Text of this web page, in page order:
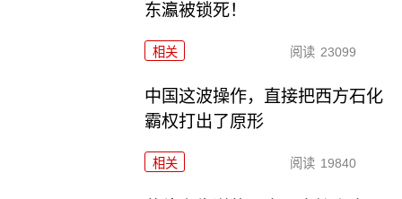
东瀛被锁死！
相关 阅读 23099
中国这波操作，直接把西方石化
霸权打出了原形
相关 阅读 19840